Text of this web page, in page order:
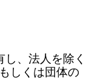
、法人を除く
しくは団体の